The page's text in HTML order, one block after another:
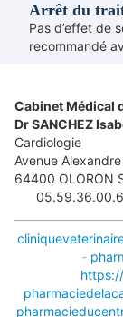
Arrêt du
Pas d’effet de
recommandé
Cabinet Médical
Dr SANCHEZ
Cardiologie
Avenue
64400 OLORON
-